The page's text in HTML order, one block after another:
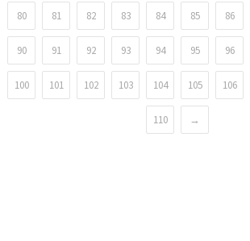
80 81 82 83 84 85 86
90 91 92 93 94 95 96
100 101 102 103 104 105 106
110 →